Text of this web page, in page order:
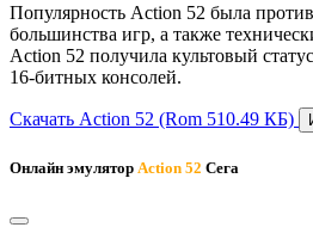
Популярность Action 52 была
большинства игр, а также
Action 52 получила культовый
16-битных консолей.
Скачать Action 52 (Rom 510.49 КБ)
Онлайн эмулятор Action 52 Сега